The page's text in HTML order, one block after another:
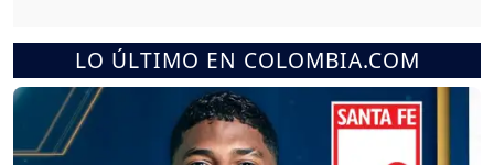
LO ÚLTIMO EN COLOMBIA.COM